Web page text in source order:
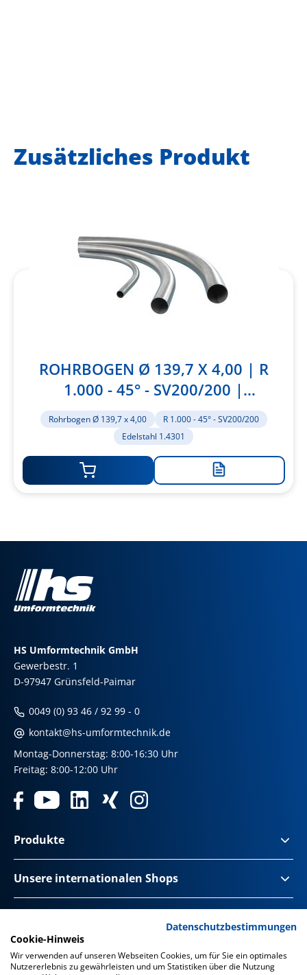
Zusätzliches Produkt
ROHRBOGEN Ø 139,7 X 4,00 | R
1.000 - 45° - SV200/200 |
EDELSTAHL 1.4301
Rohrbogen Ø 139,7 x 4,00
R 1.000 - 45° - SV200/200
Edelstahl 1.4301
Zur
hinzufügen
HS Umformtechnik GmbH
Gewerbestr. 1
D-97947 Grünsfeld-Paimar
0049 (0) 93 46 / 92 99 - 0
kontakt@hs-umformtechnik.de
Montag-Donnerstag: 8:00-16:30 Uhr
Freitag: 8:00-12:00 Uhr
Produkte
Unsere internationalen Shops
Datenschutz
Datenschutzbestimmungen
Cookie-Hinweis
Wir verwenden auf unseren Webseiten Cookies, um für Sie ein optimales
Nutzererlebnis zu gewährleisten und um Statistiken über die Nutzung